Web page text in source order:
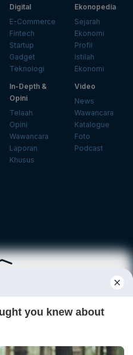
Digital
E-Commerce
Fintech
Startup
Gadget
Teknologi
Ekonopedia
Sejarah
Ekonomi
Profil
Istilah
Ekonomi
In-Depth &
Opini
Telaah
Opini
Wawancara
Laporan
Khusus
Video
News
Wawancara
Katalogue
Foto
Podcast
Daftar